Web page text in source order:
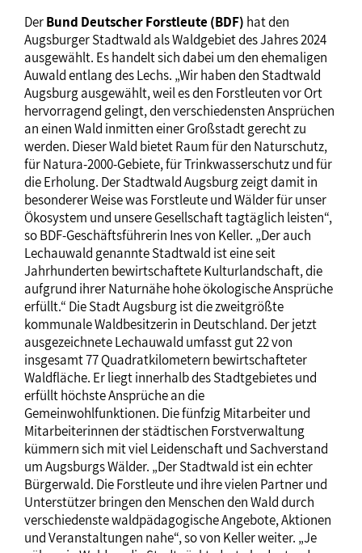
DerBund Deutscher Forstleute (BDF) hat den
Augsburger Stadtwald als Waldgebiet des Jahres 2024
ausgewählt. Es handelt sich dabei um den ehemaligen
Auwald entlang des Lechs. „Wir haben den Stadtwald
Augsburg ausgewählt, weil es den Forstleuten vor Ort
hervorragend gelingt, den verschiedensten Ansprüchen
an einen Wald inmitten einer Großstadt gerecht zu
werden. Dieser Wald bietet Raum für den Naturschutz,
für Natura-2000-Gebiete, für Trinkwasserschutz und für
die Erholung. Der Stadtwald Augsburg zeigt damit in
besonderer Weise was Forstleute und Wälder für unser
Ökosystem und unsere Gesellschaft tagtäglich leisten“,
so BDF-Geschäftsführerin Ines von Keller. „Der auch
Lechauwald genannte Stadtwald ist eine seit
Jahrhunderten bewirtschaftete Kulturlandschaft, die
aufgrund ihrer Naturnähe hohe ökologische Ansprüche
erfüllt.“ Die Stadt Augsburg ist die zweitgrößte
kommunale Waldbesitzerin in Deutschland. Der jetzt
ausgezeichnete Lechauwald umfasst gut 22 von
insgesamt 77 Quadratkilometern bewirtschafteter
Waldfläche. Er liegt innerhalb des Stadtgebietes und
erfüllt höchste Ansprüche an die
Gemeinwohlfunktionen. Die fünfzig Mitarbeiter und
Mitarbeiterinnen der städtischen Forstverwaltung
kümmern sich mit viel Leidenschaft und Sachverstand
um Augsburgs Wälder. „Der Stadtwald ist ein echter
Bürgerwald. Die Forstleute und ihre vielen Partner und
Unterstützer bringen den Menschen den Wald durch
verschiedenste waldpädagogische Angebote, Aktionen
und Veranstaltungen nahe“, so von Keller weiter. „Je